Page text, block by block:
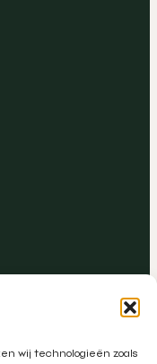
wij technologieën zoals